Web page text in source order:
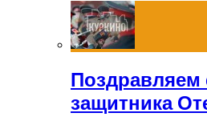
Поздравляем
защитника